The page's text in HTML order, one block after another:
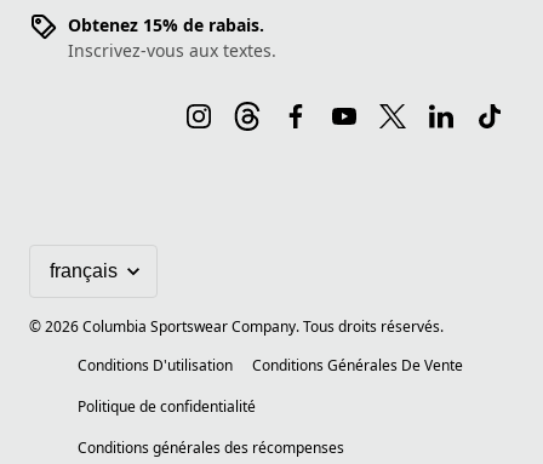
Obtenez 15% de rabais.
Inscrivez-vous aux textes.
©2026Columbia Sportswear Company. Tous droits réservés.
Conditions D'utilisation
Conditions Générales De Vente
Politique de confidentialité
Conditions générales des récompenses